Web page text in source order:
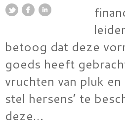
betoog dat deze
goeds heeft
vruchten van pluk
stel hersens’ te
deze…